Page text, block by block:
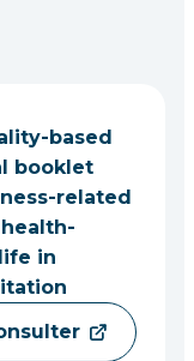
based
booklet
related
in